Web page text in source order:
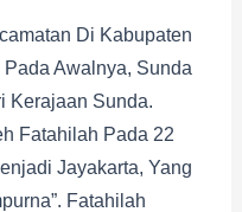
Di Kabupaten
Awalnya, Sunda
Kerajaan Sunda.
Fatahilah Pada 22
Jayakarta, Yang
Fatahilah